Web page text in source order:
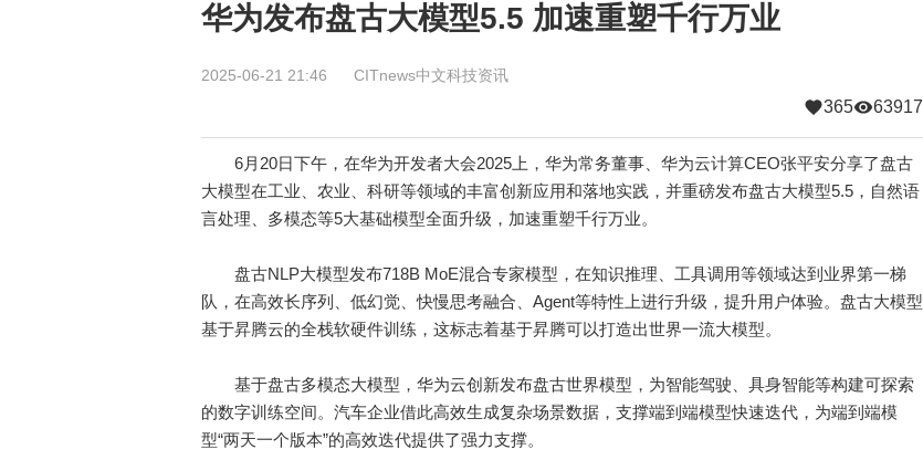
华为发布盘古大模型5.5 加速重塑千行万业
2025-06-21 21:46 CITnews中文科技资讯
365 63917
6月20日下午，在华为开发者大会2025上，华为常务董事、华为云计算CEO张平安分享了盘古
大模型在工业、农业、科研等领域的丰富创新应用和落地实践，并重磅发布盘古大模型5.5，自然语
言处理、多模态等5大基础模型全面升级，加速重塑千行万业。
盘古NLP大模型发布718B MoE混合专家模型，在知识推理、工具调用等领域达到业界第一梯
队，在高效长序列、低幻觉、快慢思考融合、Agent等特性上进行升级，提升用户体验。盘古大模型
基于昇腾云的全栈软硬件训练，这标志着基于昇腾可以打造出世界一流大模型。
基于盘古多模态大模型，华为云创新发布盘古世界模型，为智能驾驶、具身智能等构建可探索
的数字训练空间。汽车企业借此高效生成复杂场景数据，支撑端到端模型快速迭代，为端到端模
型“两天一个版本”的高效迭代提供了强力支撑。